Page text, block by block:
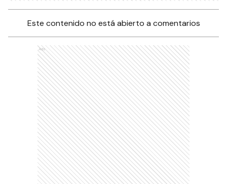
Este contenido no está abierto a comentarios
Ads